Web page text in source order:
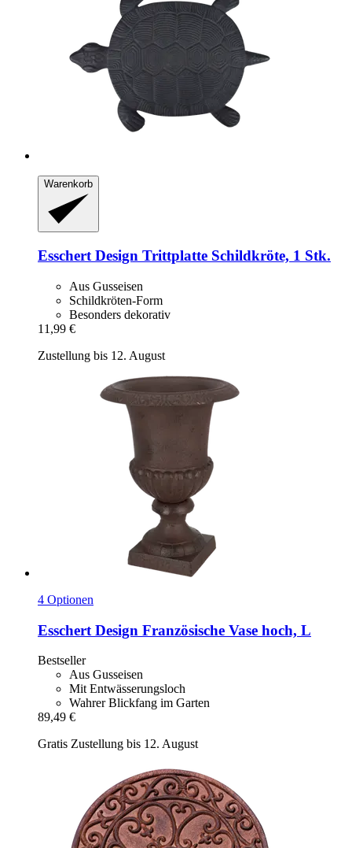
Warenkorb
Esschert Design Trittplatte Schildkröte, 1 Stk.
Aus Gusseisen
Schildkröten-Form
Besonders dekorativ
11,99 €
Zustellung bis 12. August
4 Optionen
Esschert Design Französische Vase hoch, L
Bestseller
Aus Gusseisen
Mit Entwässerungsloch
Wahrer Blickfang im Garten
89,49 €
Gratis Zustellung bis 12. August